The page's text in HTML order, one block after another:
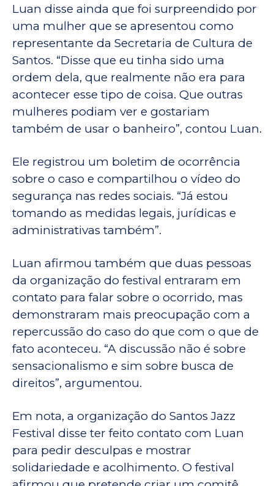
Luan disse ainda que foi surpreendido por
uma mulher que se apresentou como
representante da Secretaria de Cultura de
Santos. “Disse que eu tinha sido uma
ordem dela, que realmente não era para
acontecer esse tipo de coisa. Que outras
mulheres podiam ver e gostariam
também de usar o banheiro”, contou Luan.
Ele registrou um boletim de ocorrência
sobre o caso e compartilhou o vídeo do
segurança nas redes sociais. “Já estou
tomando as medidas legais, jurídicas e
administrativas também”.
Luan afirmou também que duas pessoas
da organização do festival entraram em
contato para falar sobre o ocorrido, mas
demonstraram mais preocupação com a
repercussão do caso do que com o que de
fato aconteceu. “A discussão não é sobre
sensacionalismo e sim sobre busca de
direitos”, argumentou.
Em nota, a organização do Santos Jazz
Festival disse ter feito contato com Luan
para pedir desculpas e mostrar
solidariedade e acolhimento. O festival